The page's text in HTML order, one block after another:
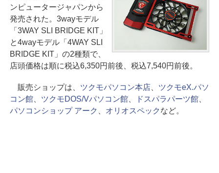
ンピュータージャパンから
発売された。3wayモデル
「3WAY SLI BRIDGE KIT」
と4wayモデル「4WAY SLI
BRIDGE KIT」の2種類で、
店頭価格は順に税込6,350円前後、税込7,540円前後。
販売ショップは、 ツクモパソコン本店、 ツクモeX.パソ
コン館、 ツクモDOS/Vパソコン館、 ドスパラパーツ館、
パソコンショップ アーク
オリオスペック など。